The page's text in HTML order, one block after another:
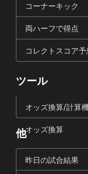
コーナーキック
両ハーフで得点
コレクトスコア予
ツール
オッズ換算/計算
オッズ換算
他
昨日の試合結果